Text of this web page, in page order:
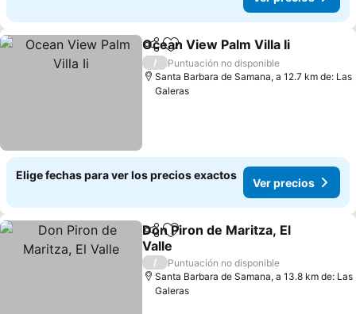
CompartirAgregar a favoritos
Ocean View Palm Villa Ii
/
Puntuación no disponible
Santa Barbara de Samana, a 12.7 km de: Las
Galeras
Elige fechas para ver los precios exactos
Ver precios
CompartirAgregar a favoritos
Don Piron de Maritza, El
Valle
/
Puntuación no disponible
Santa Barbara de Samana, a 13.8 km de: Las
Galeras